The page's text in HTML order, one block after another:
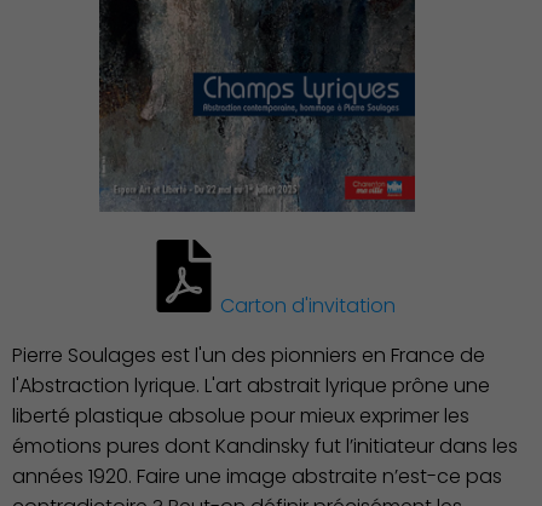
Publication des actes
Carton d'invitation
Pierre Soulages est l'un des pionniers en France de
l'Abstraction lyrique. L'art abstrait lyrique prône une
liberté plastique absolue pour mieux exprimer les
émotions pures dont Kandinsky fut l’initiateur dans les
années 1920. Faire une image abstraite n’est-ce pas